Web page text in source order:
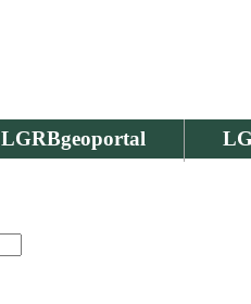
LGRBgeoportal